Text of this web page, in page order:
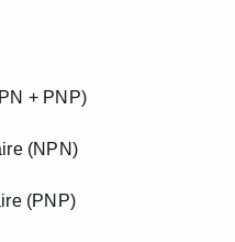
+ PNP)
(NPN)
(PNP)